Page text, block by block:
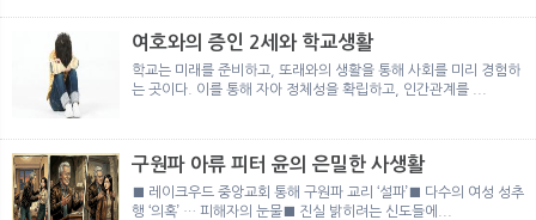
여호와의 증인 2세와 학교생활
학교는 미래를 준비하고, 또래와의 생활을 통해 사회를 미리 경험하
는 곳이다. 이를 통해 자아 정체성을 확립하고, 인간관계를 ...
구원파 아류 피터 윤의 은밀한 사생활
■ 레이크우드 중앙교회 통해 구원파 교리 ‘설파’■ 다수의 여성 성추
행 ‘의혹’ … 피해자의 눈물■ 진실 밝히려는 신도들에...